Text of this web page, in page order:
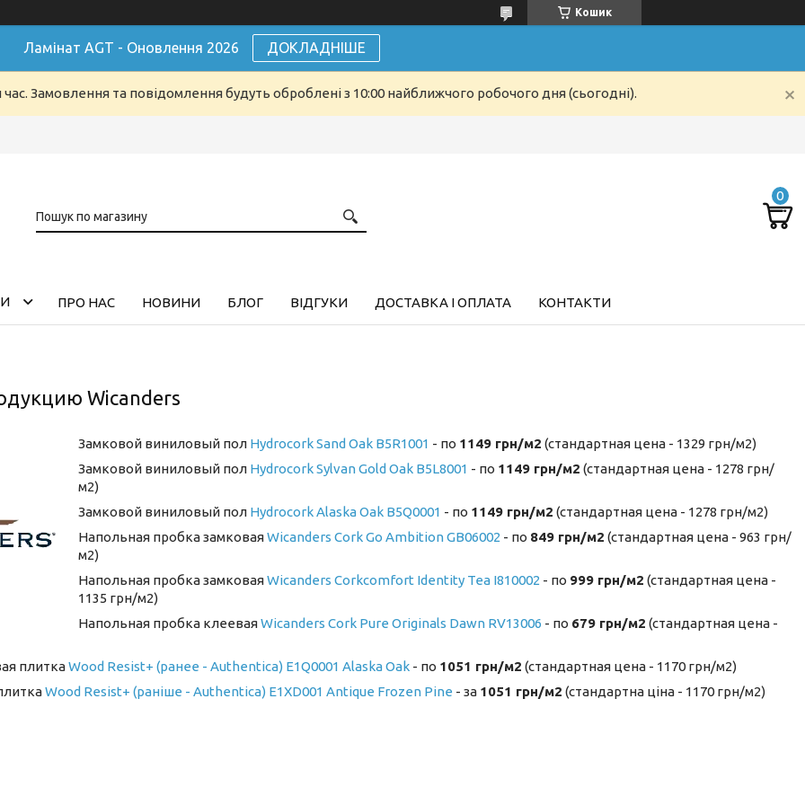
Кошик
Ламінат AGT - Оновлення 2026 ДОКЛАДНІШЕ
час. Замовлення та повідомлення будуть оброблені з 10:00 найближчого робочого дня (сьогодні).
ПРО НАС НОВИНИ БЛОГ ВІДГУКИ ДОСТАВКА І ОПЛАТА КОНТАКТИ
Wicanders
Замковой виниловый пол Hydrocork Sand Oak B5R1001 - по 1149 грн/м2 (стандартная цена - 1329 грн/м2)
Замковой виниловый пол Hydrocork Sylvan Gold Oak B5L8001 - по 1149 грн/м2 (стандартная цена - 1278 грн/
м2)
Замковой виниловый пол Hydrocork Alaska Oak B5Q0001 - по 1149 грн/м2 (стандартная цена - 1278 грн/м2)
Напольная пробка замковаяWicanders Cork Go Ambition GB06002 - по 849 грн/м2 (стандартная цена - 963 грн/
м2)
Напольная пробка замковаяWicanders Corkcomfort Identity Tea I810002 - по 999 грн/м2 (стандартная цена -
1135 грн/м2)
Напольная пробка клееваяWicanders Cork Pure Originals Dawn RV13006 - по 679 грн/м2 (стандартная цена -
плиткаWood Resist+ (ранее - Authentica) E1Q0001 Alaska Oak - по 1051 грн/м2 (стандартная цена - 1170 грн/м2)
Wood Resist+ (раніше - Authentica) E1XD001 Antique Frozen Pine - за 1051 грн/м2 (стандартна ціна - 1170 грн/м2)